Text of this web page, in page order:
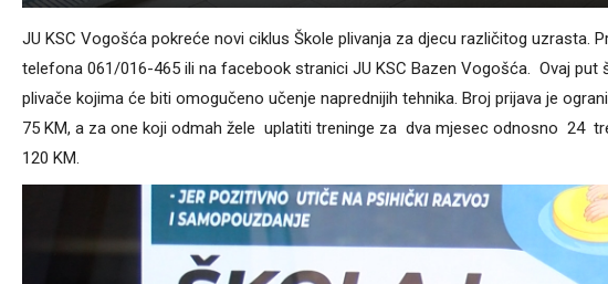
JU KSC Vogošća pokreće novi ciklus Škole plivanja za djecu različitog uzrasta.
telefona 061/016-465 ili na facebook stranici JU KSC Bazen Vogošća. Ovaj put
plivače kojima će biti omogučeno učenje naprednijih tehnika. Broj prijava je
75 KM, a za one koji odmah žele uplatiti treninge za dva mjesec odnosno 24
120 KM.